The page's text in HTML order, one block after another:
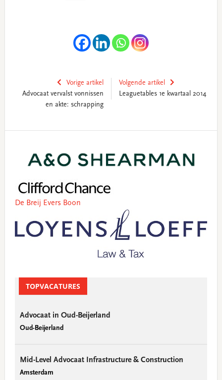
Vorige artikel
Advocaat vervalst vonnissen
en akte: schrapping
Volgende artikel
Leaguetables 1e kwartaal 2014
De Breij Evers Boon
TOPVACATURES
Advocaat in Oud-Beijerland
Oud-Beijerland
Mid-Level Advocaat Infrastructure & Construction
Amsterdam